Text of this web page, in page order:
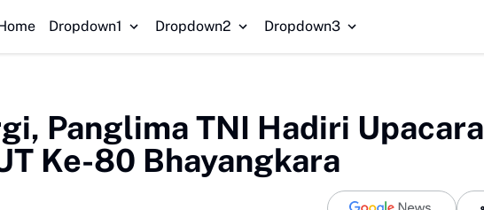
Dropdown1 Dropdown2 Dropdown3
Panglima TNI Hadiri Upacara
Ke-80 Bhayangkara